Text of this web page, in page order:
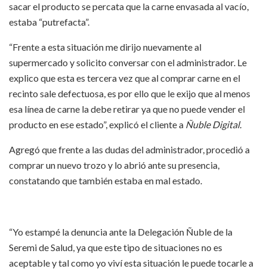
sacar el producto se percata que la carne envasada al vacío,
estaba “putrefacta”.
“Frente a esta situación me dirijo nuevamente al
supermercado y solicito conversar con el administrador. Le
explico que esta es tercera vez que al comprar carne en el
recinto sale defectuosa, es por ello que le exijo que al menos
esa línea de carne la debe retirar ya que no puede vender el
producto en ese estado”, explicó el cliente a Ñuble Digital.
Agregó que frente a las dudas del administrador, procedió a
comprar un nuevo trozo y lo abrió ante su presencia,
constatando que también estaba en mal estado.
“Yo estampé la denuncia ante la Delegación Ñuble de la
Seremi de Salud, ya que este tipo de situaciones no es
aceptable y tal como yo viví esta situación le puede tocarle a